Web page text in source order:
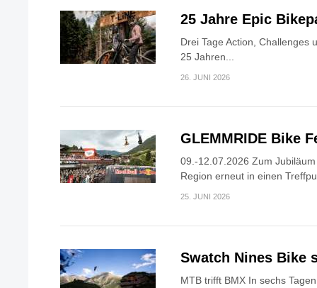
25 Jahre Epic
Drei Tage Action, Challenges
25 Jahren...
26. JUNI 2026
GLEMMRIDE Bike
09.-12.07.2026 Zum
Region erneut in einen
25. JUNI 2026
Swatch Nines Bike
MTB trifft BMX In sechs